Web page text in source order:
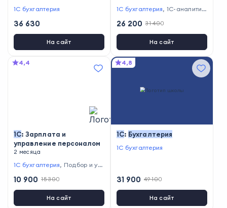
1С бухгалтерия
36 630
На сайт
1С бухгалтерия, 1С-аналитик
говое планирование
26 200 31 400
На сайт
4,4
1С: Зарплата и
управление персоналом
2 месяца
1С бухгалтерия, Подбор и уп
лтерский учет и налоговое п
ланирование
10 900 15 300
На сайт
4,8
1С: Бухгалтерия
1С бухгалтерия
31 900 49 100
На сайт